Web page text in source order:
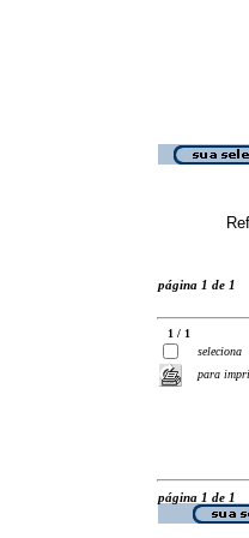
página 1 de 1
1 / 1
seleciona
para
página 1 de 1